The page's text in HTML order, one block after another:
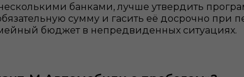
банками, лучше утвердить
сумму и гасить её досрочно при
бюджет в непредвиденных ситуациях.